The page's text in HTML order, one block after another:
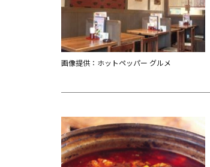
画像提供：ホットペッパー グルメ